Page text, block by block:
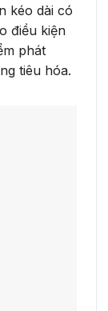
kéo dài có
điều kiện
phát
tiêu hóa.